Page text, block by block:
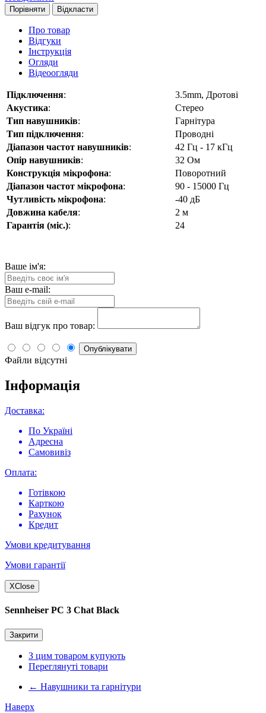
Порівняти Відкласти
Про товар
Відгуки
Інструкція
Огляди
Відеоогляди
Підключення:
3.5mm, Дротові
Акустика:
Стерео
Тип навушників:
Гарнітура
Тип підключення:
Проводні
Діапазон частот навушників:
42 Гц - 17 кГц
Опір навушників:
32 Ом
Конструкція мікрофона:
Поворотний
Діапазон частот мікрофона:
90 - 15000 Гц
Чутливість мікрофона:
-40 дБ
Довжина кабеля:
2 м
Гарантія (міс.): 24
Ваше ім'я:
Ваш e-mail:
Ваш відгук про товар:
Опублікувати
Файли відсутні
Інформація
Доставка:
По Україні
Адресна
Самовивіз
Оплата:
Готівкою
Карткою
Рахунок
Кредит
Умови кредитування
Умови гарантії
XClose
Sennheiser PC 3 Chat Black
Закрити
З цим товаром купують
Переглянуті товари
← Навушники та гарнітури
Наверх